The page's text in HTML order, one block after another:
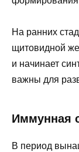
На ранних
щитовидной
и начинает
важны для
Иммунная
В период